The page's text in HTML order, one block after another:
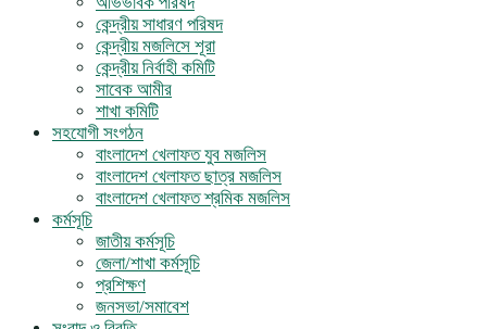
কেন্দ্রীয় সাধারণ পরিষদ
কেন্দ্রীয় মজলিসে শূরা
কেন্দ্রীয় নির্বাহী কমিটি
সাবেক আমীর
শাখা কমিটি
সহযোগী সংগঠন
বাংলাদেশ খেলাফত যুব মজলিস
বাংলাদেশ খেলাফত ছাত্র মজলিস
বাংলাদেশ খেলাফত শ্রমিক মজলিস
কর্মসূচি
জাতীয় কর্মসূচি
জেলা/শাখা কর্মসূচি
প্রশিক্ষণ
জনসভা/সমাবেশ